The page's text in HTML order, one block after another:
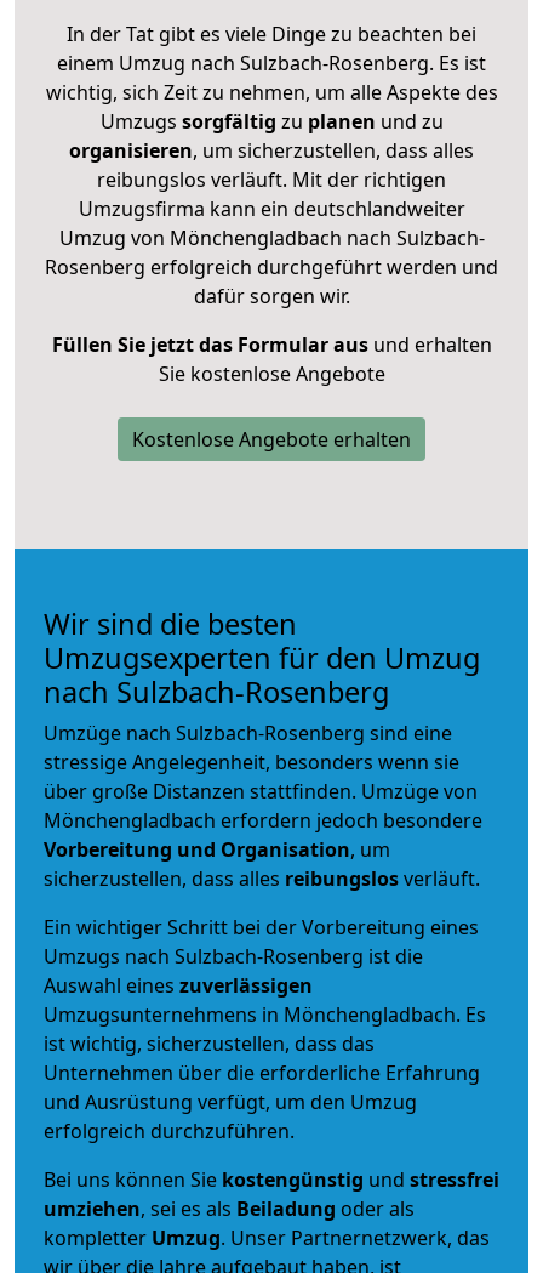
In der Tat gibt es viele Dinge zu beachten bei
einem Umzug nach Sulzbach-Rosenberg. Es ist
wichtig, sich Zeit zu nehmen, um alle Aspekte des
Umzugs sorgfältig zu planen und zu
organisieren, um sicherzustellen, dass alles
reibungslos verläuft. Mit der richtigen
Umzugsfirma kann ein deutschlandweiter
Umzug von Mönchengladbach nach Sulzbach-
Rosenberg erfolgreich durchgeführt werden und
dafür sorgen wir.
Füllen Sie jetzt das Formular ausund erhalten
Sie kostenlose Angebote
Kostenlose Angebote erhalten
Wir sind die besten
Umzugsexperten für den Umzug
nach Sulzbach-Rosenberg
Umzüge nach Sulzbach-Rosenberg sind eine
stressige Angelegenheit, besonders wenn sie
über große Distanzen stattfinden. Umzüge von
Mönchengladbach erfordern jedoch besondere
Vorbereitung und Organisation, um
sicherzustellen, dass alles reibungslosverläuft.
Ein wichtiger Schritt bei der Vorbereitung eines
Umzugs nach Sulzbach-Rosenberg ist die
Auswahl eines zuverlässigen
Umzugsunternehmens in Mönchengladbach. Es
ist wichtig, sicherzustellen, dass das
Unternehmen über die erforderliche Erfahrung
und Ausrüstung verfügt, um den Umzug
erfolgreich durchzuführen.
Bei uns können Sie kostengünstig und stressfrei
umziehen, sei es als Beiladung oder als
kompletter Umzug. Unser Partnernetzwerk, das
wir über die Jahre aufgebaut haben, ist